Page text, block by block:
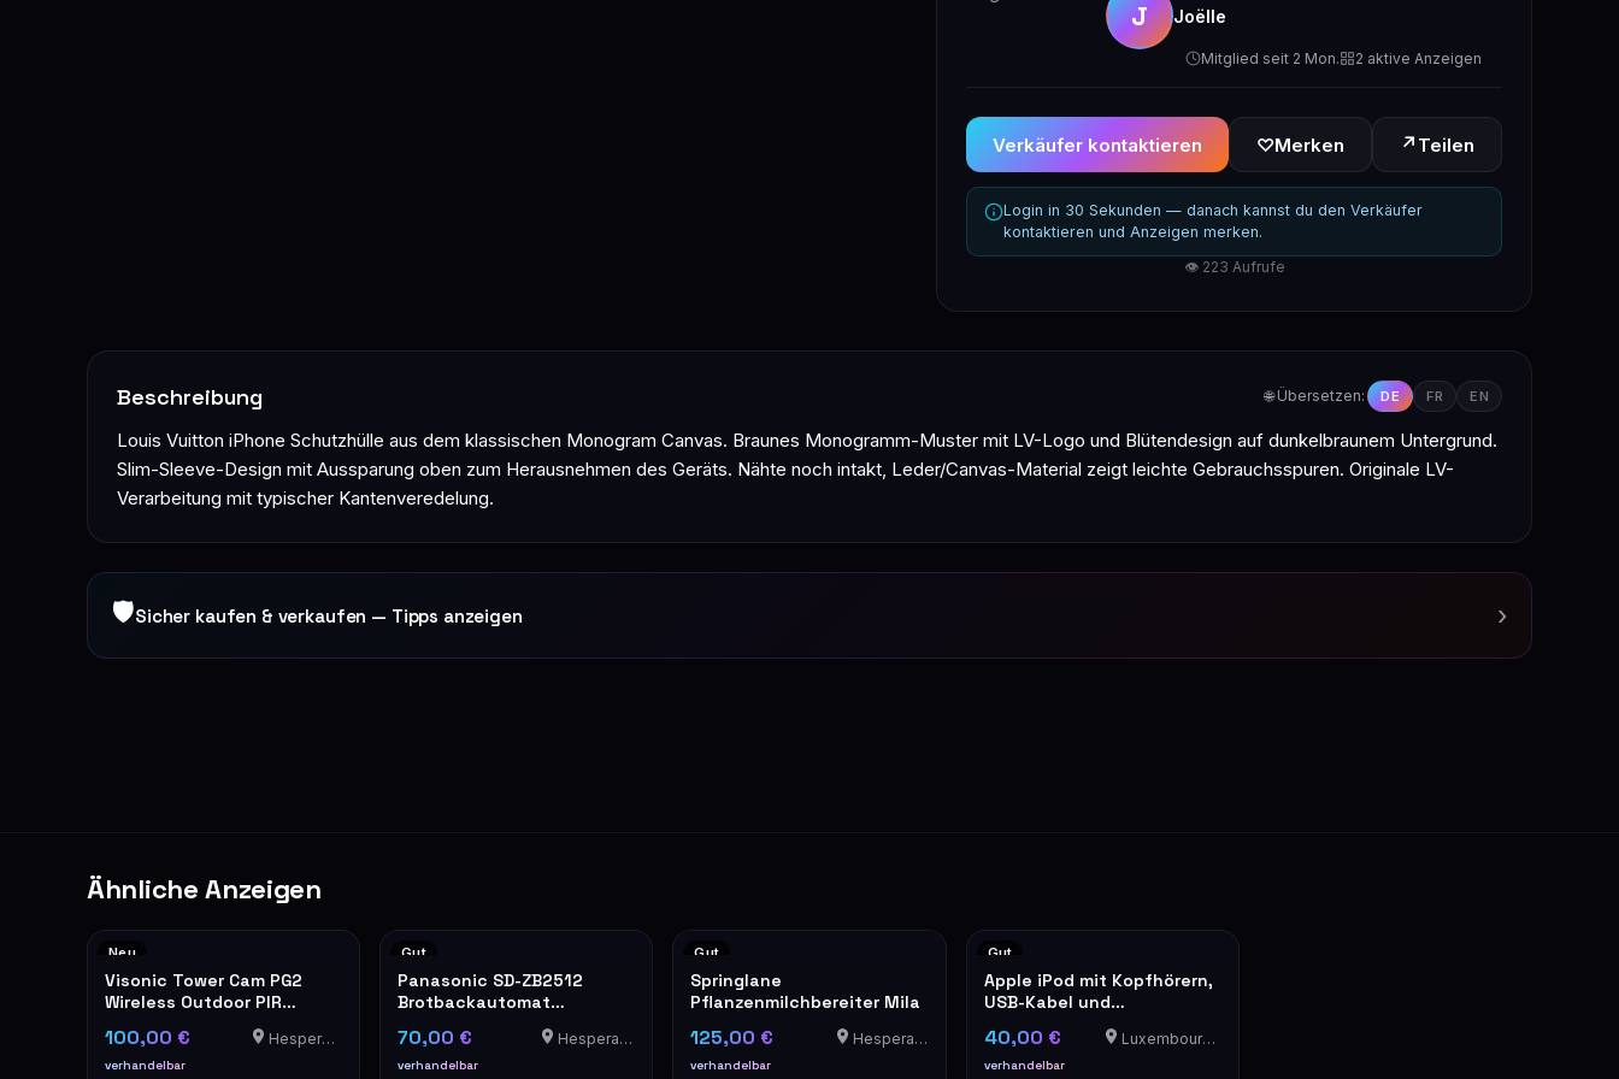
J Joëlle
Mitglied seit 2 Mon. 2 aktive Anzeigen
Verkäufer kontaktieren ♡Merken ↗ Teilen
Login in 30 Sekunden — danach kannst du den Verkäufer
kontaktieren und Anzeigen merken.
👁 223 Aufrufe
Beschreibung 🌐 Übersetzen: DE FR EN
Louis Vuitton iPhone Schutzhülle aus dem klassischen Monogram Canvas. Braunes Monogramm-Muster mit LV-Logo und Blütendesign auf dunkelbraunem Untergrund.
Slim-Sleeve-Design mit Aussparung oben zum Herausnehmen des Geräts. Nähte noch intakt, Leder/Canvas-Material zeigt leichte Gebrauchsspuren. Originale LV-
Verarbeitung mit typischer Kantenveredelung.
🛡Sicher kaufen & verkaufen — Tipps anzeigen ›
Ähnliche Anzeigen
Neu
Visonic Tower Cam PG2
Wireless Outdoor PIR
100,00 €
verhandelbar
Hesperange
Gut
Panasonic SD-ZB2512
Brotbackautomat
70,00 €
verhandelbar
Hesperange
Gut
Springlane
Pflanzenmilchbereiter Mila
125,00 €
verhandelbar
Hesperange
Gut
Apple iPod mit Kopfhörern,
USB-Kabel und
40,00 €
verhandelbar
Luxembourg-Cents